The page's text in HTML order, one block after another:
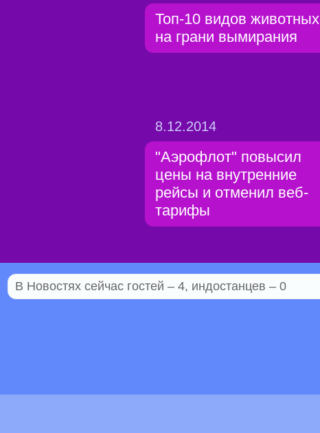
Топ-10 видов животных
на грани вымирания
8.12.2014
"Аэрофлот" повысил
цены на внутренние
рейсы и отменил веб-
тарифы
В Новостях сейчас гостей – 4, индостанцев – 0